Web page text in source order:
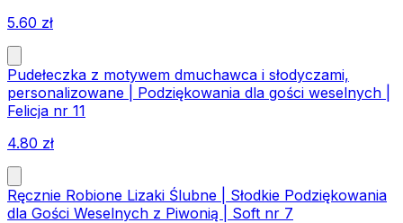
5.60 zł
Pudełeczka z motywem dmuchawca i słodyczami,
personalizowane | Podziękowania dla gości weselnych |
Felicja nr 11
4.80 zł
Ręcznie Robione Lizaki Ślubne | Słodkie Podziękowania
dla Gości Weselnych z Piwonią | Soft nr 7